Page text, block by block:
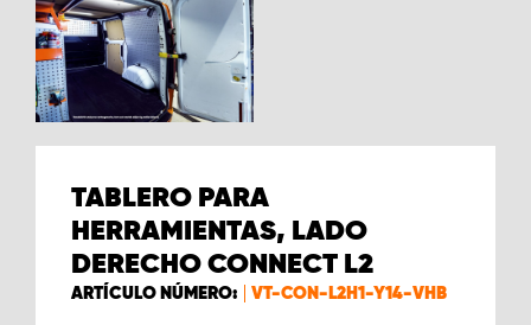
TABLERO PARA
HERRAMIENTAS, LADO
DERECHO CONNECT L2
ARTÍCULO NÚMERO: VT-CON-L2H1-Y14-VHB